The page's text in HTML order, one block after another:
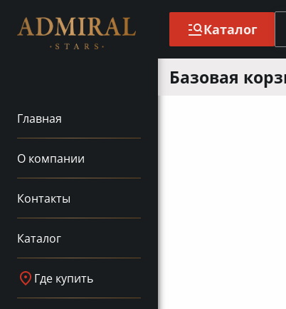
Главная
О компании
Контакты
Каталог
Где купить
Каталог
Базовая